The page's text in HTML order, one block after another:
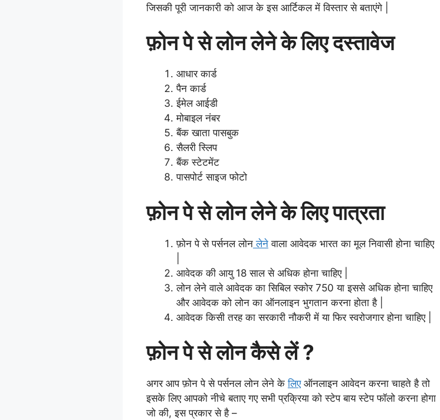
जिसकी पूरी जानकारी को आज के इस आर्टिकल में विस्तार से बताएंगे |
फ़ोन पे से लोन लेने के लिए दस्तावेज
आधार कार्ड
पैन कार्ड
ईमेल आईडी
मोबाइल नंबर
बैंक खाता पासबुक
सैलरी स्लिप
बैंक स्टेटमेंट
पासपोर्ट साइज फोटो
फ़ोन पे से लोन लेने के लिए पात्रता
फ़ोन पे से पर्सनल लोनलेनेवाला आवेदक भारत का मूल निवासी होना चाहिए
आवेदक की आयु 18 साल से अधिक होना चाहिए |
लोन लेने वाले आवेदक का सिबिल स्कोर 750 या इससे अधिक होना चाहिए
और आवेदक को लोन का ऑनलाइन भुगतान करना होता है |
आवेदक किसी तरह का सरकारी नौकरी में या फिर स्वरोजगार होना चाहिए |
फ़ोन पे से लोन कैसे लें ?
अगर आप फ़ोन पे से पर्सनल लोन लेने केलिएऑनलाइन आवेदन करना चाहते है तो
इसके लिए आपको नीचे बताए गए सभी प्रक्रिया को स्टेप बाय स्टेप फॉलो करना होगा
जो की, इस प्रकार से है –